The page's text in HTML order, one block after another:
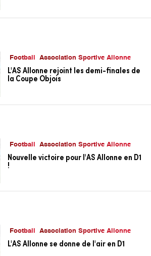
Football Association Sportive Allonne
L'AS Allonne rejoint les demi-finales de
la Coupe Objois
Football Association Sportive Allonne
Nouvelle victoire pour l'AS Allonne en D1
!
Football Association Sportive Allonne
L'AS Allonne se donne de l'air en D1